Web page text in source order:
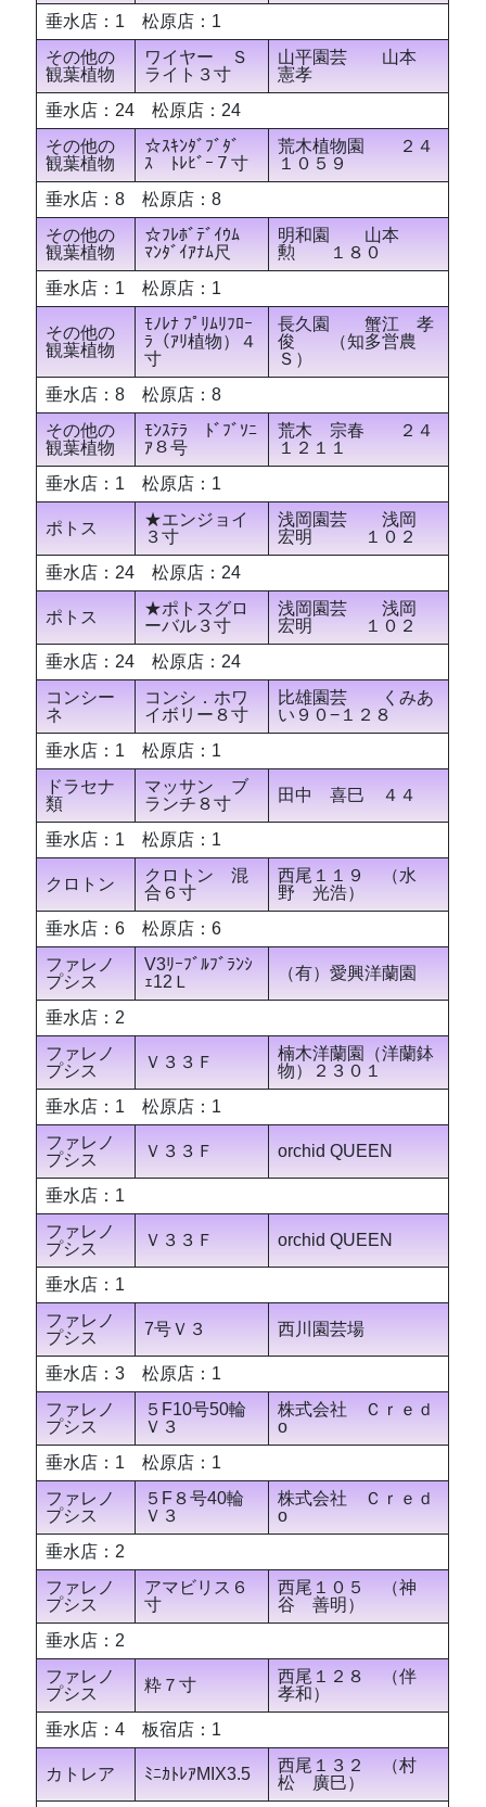
垂水店：1 松原店：1
その他の
観葉植物
ワイヤー Ｓ
ライト３寸
山平園芸 山本
憲孝
垂水店：24 松原店：24
その他の
観葉植物
☆ｽｷﾝﾀﾞﾌﾞﾀﾞ
ｽ ﾄﾚﾋﾞｰ７寸
荒木植物園 ２４
１０５９
垂水店：8 松原店：8
その他の
観葉植物
☆ﾌﾚﾎﾞﾃﾞｲｳﾑ
ﾏﾝﾀﾞｲｱﾅﾑ尺
明和園 山本
勲 １８０
垂水店：1 松原店：1
その他の
観葉植物
ﾓﾉﾚﾅ ﾌﾟﾘﾑﾘﾌﾛｰ
ﾗ（ｱﾘ植物）４
寸
長久園 蟹江 孝
俊 （知多営農
Ｓ）
垂水店：8 松原店：8
その他の
観葉植物
ﾓﾝｽﾃﾗ ﾄﾞﾌﾞｿﾆ
ｱ８号
荒木 宗春 ２４
１２１１
垂水店：1 松原店：1
ポトス
★エンジョイ
３寸
浅岡園芸 浅岡
宏明 １０２
垂水店：24 松原店：24
ポトス
★ポトスグロ
ーバル３寸
浅岡園芸 浅岡
宏明 １０２
垂水店：24 松原店：24
コンシー
ネ
コンシ．ホワ
イボリー８寸
比雄園芸 くみあ
い９０−１２８
垂水店：1 松原店：1
ドラセナ
類
マッサン ブ
ランチ８寸
田中 喜巳 ４４
垂水店：1 松原店：1
クロトン
クロトン 混
合６寸
西尾１１９ （水
野 光浩）
垂水店：6 松原店：6
ファレノ
プシス
V3ﾘｰﾌﾞﾙﾌﾞﾗﾝｼ
ｪ12Ｌ
（有）愛興洋蘭園
垂水店：2
ファレノ
プシス
Ｖ３３Ｆ
楠木洋蘭園（洋蘭鉢
物）２３０１
垂水店：1 松原店：1
ファレノ
プシス
Ｖ３３Ｆ orchid QUEEN
垂水店：1
ファレノ
プシス
Ｖ３３Ｆ orchid QUEEN
垂水店：1
ファレノ
プシス
7号Ｖ３ 西川園芸場
垂水店：3 松原店：1
ファレノ
プシス
５F10号50輪
Ｖ３
株式会社 Ｃｒｅｄ
о
垂水店：1 松原店：1
ファレノ
プシス
５F８号40輪
Ｖ３
株式会社 Ｃｒｅｄ
о
垂水店：2
ファレノ
プシス
アマビリス６
寸
西尾１０５ （神
谷 善明）
垂水店：2
ファレノ
プシス
粋７寸
西尾１２８ （伴
孝和）
垂水店：4 板宿店：1
カトレア ﾐﾆｶﾄﾚｱMIX3.5
西尾１３２ （村
松 廣巳）